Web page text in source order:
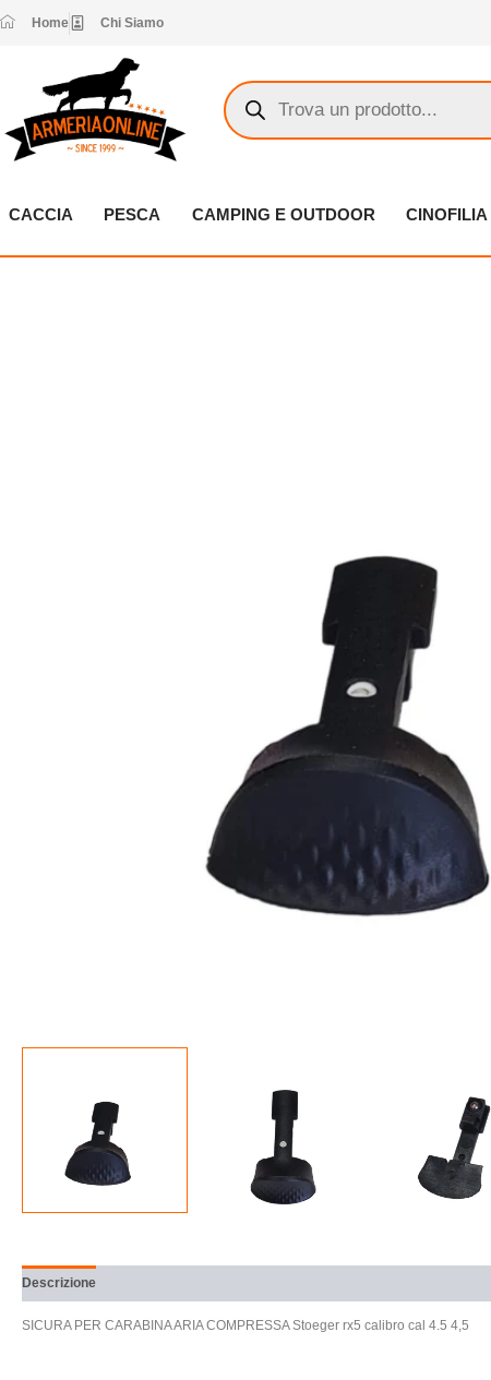
al
Home Chi Siamo
Products
search
CACCIA PESCA CAMPING E OUTDOOR CINOFILIA
Descrizione
SICURA PER CARABINA ARIA COMPRESSA Stoeger rx5 calibro cal 4.5 4,5